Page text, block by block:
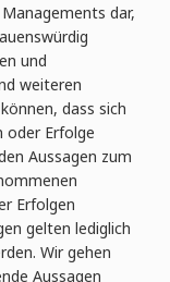
dar,
und
weiteren
dass sich
oder Erfolge
Aussagen zum
Erfolgen
gelten lediglich
Wir gehen
Aussagen